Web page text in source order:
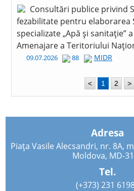
Consultări publice privind
fezabilitate pentru elaborarea
specializate „Apă și sanitație”
Amenajare a Teritoriului
09.07.2026 88 MIDR
< 1 2 >
Adresa
Piața Vasile Alecsandri, nr. 8A,
Moldova, MD-
Tel.
(+373) 231